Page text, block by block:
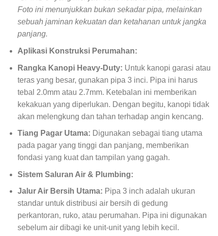
Foto ini menunjukkan bukan sekadar pipa, melainkan
sebuah jaminan kekuatan dan ketahanan untuk jangka
panjang.
Aplikasi Konstruksi Perumahan:
Rangka Kanopi Heavy-Duty: Untuk kanopi garasi atau
teras yang besar, gunakan pipa 3 inci. Pipa ini harus
tebal 2.0mm atau 2.7mm. Ketebalan ini memberikan
kekakuan yang diperlukan. Dengan begitu, kanopi tidak
akan melengkung dan tahan terhadap angin kencang.
Tiang Pagar Utama: Digunakan sebagai tiang utama
pada pagar yang tinggi dan panjang, memberikan
fondasi yang kuat dan tampilan yang gagah.
Sistem Saluran Air & Plumbing:
Jalur Air Bersih Utama: Pipa 3 inch adalah ukuran
standar untuk distribusi air bersih di gedung
perkantoran, ruko, atau perumahan. Pipa ini digunakan
sebelum air dibagi ke unit-unit yang lebih kecil.